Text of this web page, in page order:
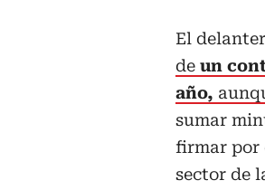
El
de un
año,
sumar
firmar por
sector de